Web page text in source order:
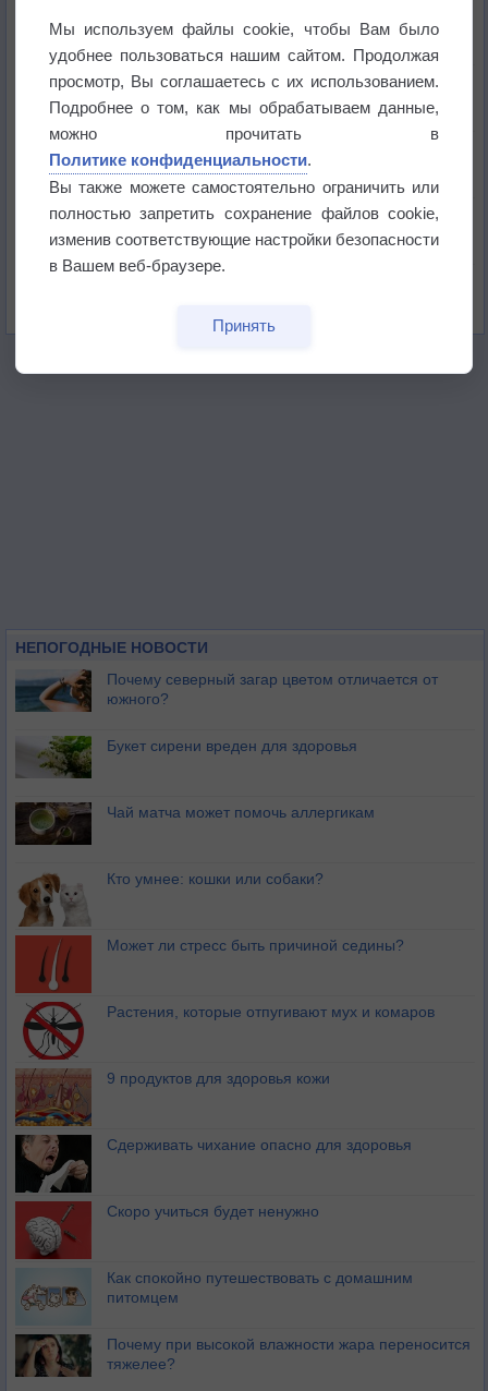
Атмосфера начала замерзать
В Приморье обнаружены морские волны тепла
Изменение климата повлияло на ареал обитания
бабочек
Погода в Екатеринбурге 6 августа
НЕПОГОДНЫЕ НОВОСТИ
Почему северный загар цветом отличается от
южного?
Букет сирени вреден для здоровья
Чай матча может помочь аллергикам
Кто умнее: кошки или собаки?
Может ли стресс быть причиной седины?
Растения, которые отпугивают мух и комаров
9 продуктов для здоровья кожи
Сдерживать чихание опасно для здоровья
Скоро учиться будет ненужно
Как спокойно путешествовать с домашним
питомцем
Почему при высокой влажности жара переносится
тяжелее?
Мы используем файлы cookie, чтобы Вам было
удобнее пользоваться нашим сайтом. Продолжая
просмотр, Вы соглашаетесь с их использованием.
Подробнее о том, как мы обрабатываем данные,
можно прочитать в
Политике конфиденциальности.
Вы также можете самостоятельно ограничить или
полностью запретить сохранение файлов cookie,
изменив соответствующие настройки безопасности
в Вашем веб-браузере.
Принять